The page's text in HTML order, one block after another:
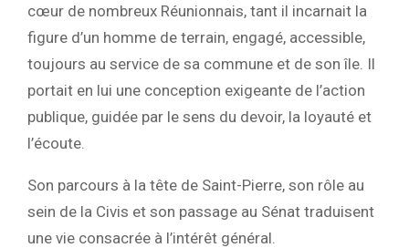
cœur de nombreux Réunionnais, tant il incarnait la
figure d’un homme de terrain, engagé, accessible,
toujours au service de sa commune et de son île. Il
portait en lui une conception exigeante de l’action
publique, guidée par le sens du devoir, la loyauté et
l’écoute.
Son parcours à la tête de Saint-Pierre, son rôle au
sein de la Civis et son passage au Sénat traduisent
une vie consacrée à l’intérêt général.